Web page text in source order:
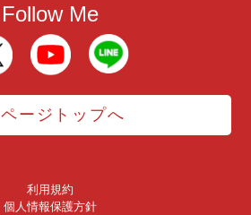
Follow Me
ページトップへ
利用規約
個人情報保護方針